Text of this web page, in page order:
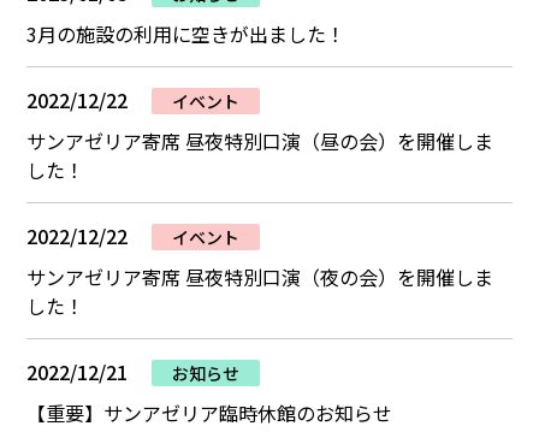
3月の施設の利用に空きが出ました！
2022/12/22 イベント
サンアゼリア寄席 昼夜特別口演（昼の会）を開催しま
した！
2022/12/22 イベント
サンアゼリア寄席 昼夜特別口演（夜の会）を開催しま
した！
2022/12/21 お知らせ
【重要】サンアゼリア臨時休館のお知らせ